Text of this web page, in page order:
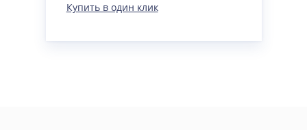
Купить в один клик